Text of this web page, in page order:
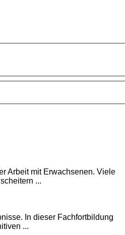
Arbeit mit Erwachsenen. Viele
...
In dieser Fachfortbildung
...